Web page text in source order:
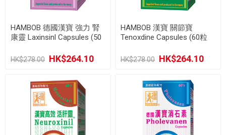
HAMBOB 德國漢寶 強力 腎
康靈 Laxinsinl Capsules (50
HK$278.00 HK$264.10
HAMBOB 漢寶 關節寶
Tenoxdine Capsules (60粒
HK$278.00 HK$264.10